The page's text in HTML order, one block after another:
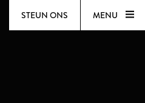
STEUN ONS MENU